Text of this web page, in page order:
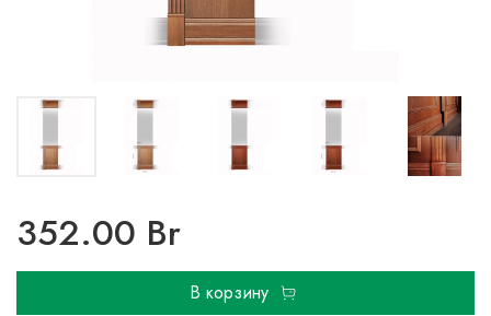
352.00 Br
В корзину